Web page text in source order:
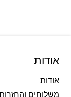
אודות
אודות
משלוחים